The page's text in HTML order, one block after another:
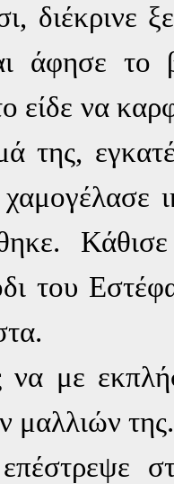
διέκρινε
άφησε το
είδε να
της,
του
να με
μαλλιών της.